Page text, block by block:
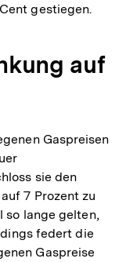
gestiegen.
auf
Gaspreisen
sie den
7 Prozent zu
so lange gelten,
federt die
Gaspreise